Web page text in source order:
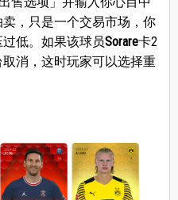
，只是一个交易市场，你
低。如果该球员Sorare卡2
消，这时玩家可以选择重